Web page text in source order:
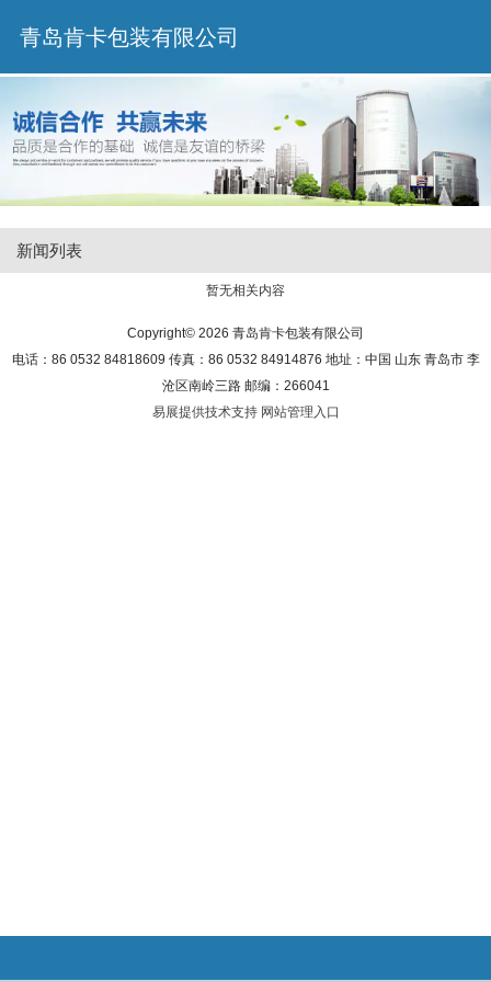
青岛肯卡包装有限公司
新闻列表
暂无相关内容
Copyright© 2026 青岛肯卡包装有限公司
电话：86 0532 84818609 传真：86 0532 84914876 地址：中国 山东 青岛市 李
沧区南岭三路 邮编：266041
易展提供技术支持 网站管理入口